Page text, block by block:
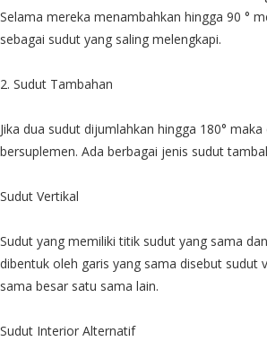
Selama mereka menambahkan hingga 90 °
sebagai sudut yang saling melengkapi.
2. Sudut Tambahan
Jika dua sudut dijumlahkan hingga 180°
bersuplemen. Ada berbagai jenis sudut
Sudut Vertikal
Sudut yang memiliki titik sudut yang sama
dibentuk oleh garis yang sama disebut sudut
sama besar satu sama lain.
Sudut Interior Alternatif